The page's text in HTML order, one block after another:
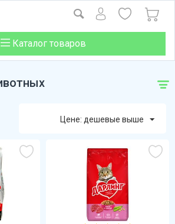
Каталог товаров
Цене: дешевые выше